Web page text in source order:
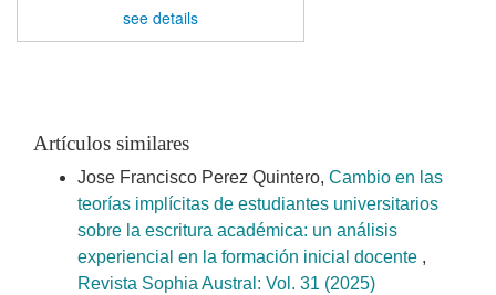
see details
Artículos similares
Jose Francisco Perez Quintero, Cambio en las
teorías implícitas de estudiantes universitarios
sobre la escritura académica: un análisis
experiencial en la formación inicial docente ,
Revista Sophia Austral: Vol. 31 (2025)